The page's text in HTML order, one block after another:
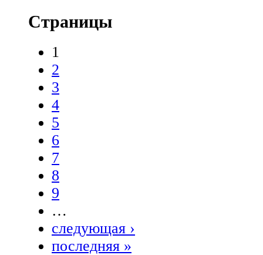
Страницы
1
2
3
4
5
6
7
8
9
…
следующая ›
последняя »